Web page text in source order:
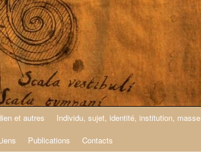
et autres
Individu, sujet, identité, institution, masse
Publications Contacts